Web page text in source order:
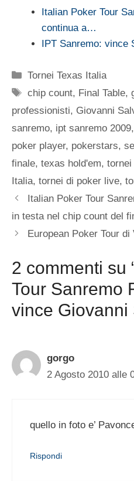
Italian Poker Tour
continua a…
IPT Sanremo: vince
Categorie
Tornei Texas Italia
Tag
chip count, Final Table,
professionisti, Giovanni
sanremo, ipt sanremo 2009,
poker player, pokerstars,
finale, texas hold'em, tornei
Italia, tornei di poker live,
Italian Poker Tour
in testa nel chip count del
European Poker Tour
2 commenti su
Tour Sanremo
vince Giovanni
gorgo
2 Agosto 2010 alle
quello in foto e’
Rispondi